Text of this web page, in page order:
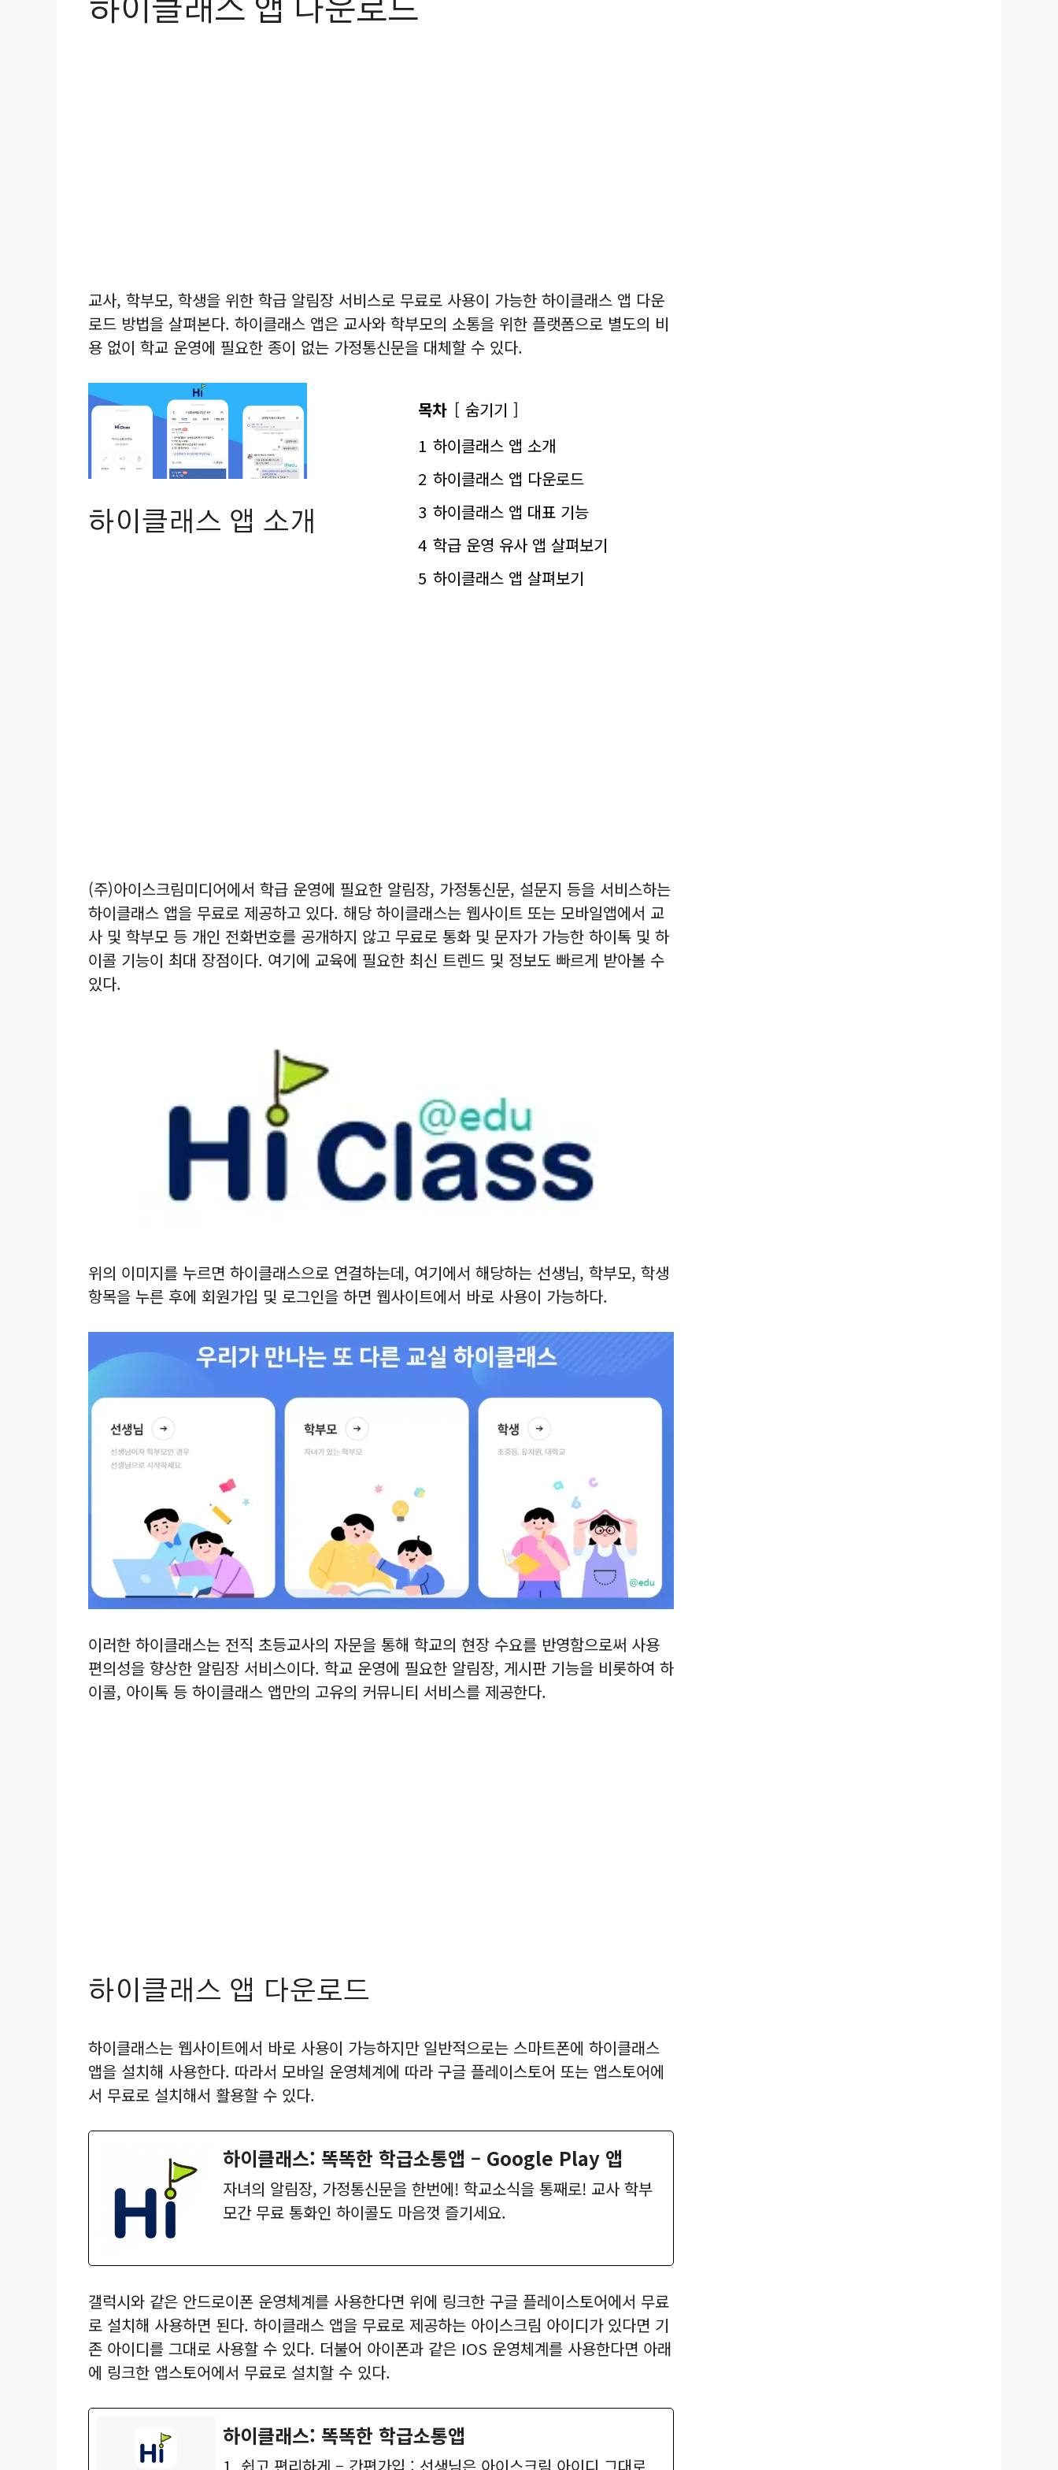
하이클래스 앱 다운로드
교사, 학부모, 학생을 위한 학급 알림장 서비스로 무료로 사용이 가능한 하이클래스 앱 다운
로드 방법을 살펴본다. 하이클래스 앱은 교사와 학부모의 소통을 위한 플랫폼으로 별도의 비
용 없이 학교 운영에 필요한 종이 없는 가정통신문을 대체할 수 있다.
목차
숨기기
1 하이클래스 앱 소개
2 하이클래스 앱 다운로드
3 하이클래스 앱 대표 기능
4 학급 운영 유사 앱 살펴보기
5 하이클래스 앱 살펴보기
하이클래스 앱 소개
(주)아이스크림미디어에서 학급 운영에 필요한 알림장, 가정통신문, 설문지 등을 서비스하는
하이클래스 앱을 무료로 제공하고 있다. 해당 하이클래스는 웹사이트 또는 모바일앱에서 교
사 및 학부모 등 개인 전화번호를 공개하지 않고 무료로 통화 및 문자가 가능한 하이톡 및 하
이콜 기능이 최대 장점이다. 여기에 교육에 필요한 최신 트렌드 및 정보도 빠르게 받아볼 수
있다.
위의 이미지를 누르면 하이클래스으로 연결하는데, 여기에서 해당하는 선생님, 학부모, 학생
항목을 누른 후에 회원가입 및 로그인을 하면 웹사이트에서 바로 사용이 가능하다.
이러한 하이클래스는 전직 초등교사의 자문을 통해 학교의 현장 수요를 반영함으로써 사용
편의성을 향상한 알림장 서비스이다. 학교 운영에 필요한 알림장, 게시판 기능을 비롯하여 하
이콜, 아이톡 등 하이클래스 앱만의 고유의 커뮤니티 서비스를 제공한다.
하이클래스 앱 다운로드
하이클래스는 웹사이트에서 바로 사용이 가능하지만 일반적으로는 스마트폰에 하이클래스
앱을 설치해 사용한다. 따라서 모바일 운영체계에 따라 구글 플레이스토어 또는 앱스토어에
서 무료로 설치해서 활용할 수 있다.
하이클래스: 똑똑한 학급소통앱 – Google Play 앱
자녀의 알림장, 가정통신문을 한번에! 학교소식을 통째로! 교사 학부
모간 무료 통화인 하이콜도 마음껏 즐기세요.
갤럭시와 같은 안드로이폰 운영체계를 사용한다면 위에 링크한 구글 플레이스토어에서 무료
로 설치해 사용하면 된다. 하이클래스 앱을 무료로 제공하는 아이스크림 아이디가 있다면 기
존 아이디를 그대로 사용할 수 있다. 더불어 아이폰과 같은 IOS 운영체계를 사용한다면 아래
에 링크한 앱스토어에서 무료로 설치할 수 있다.
‎하이클래스: 똑똑한 학급소통앱